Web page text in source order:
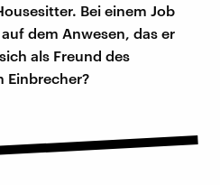
Bei einem Job
dem Anwesen, das er
als Freund des
Einbrecher?